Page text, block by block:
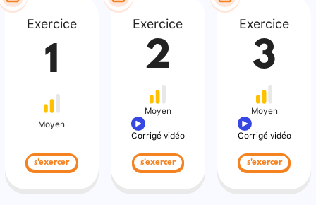
Exercice
1
Moyen
s'exercer
Exercice
2
Moyen
Corrigé vidéo
s'exercer
Exercice
3
Moyen
Corrigé vidéo
s'exercer